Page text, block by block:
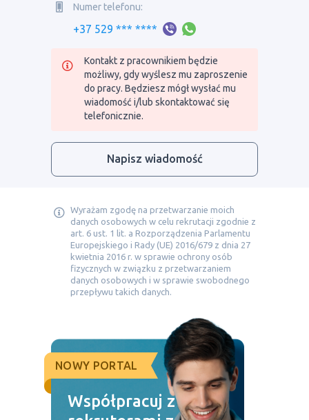
Numer telefonu:
+37 529 *** ****
Kontakt z pracownikiem będzie
możliwy, gdy wyślesz mu zaproszenie
do pracy. Będziesz mógł wysłać mu
wiadomość i/lub skontaktować się
telefonicznie.
Napisz wiadomość
Wyrażam zgodę na przetwarzanie moich
danych osobowych w celu rekrutacji zgodnie z
art. 6 ust. 1 lit. a Rozporządzenia Parlamentu
Europejskiego i Rady (UE) 2016/679 z dnia 27
kwietnia 2016 r. w sprawie ochrony osób
fizycznych w związku z przetwarzaniem
danych osobowych i w sprawie swobodnego
przepływu takich danych.
NOWY PORTAL
Współpracuj z